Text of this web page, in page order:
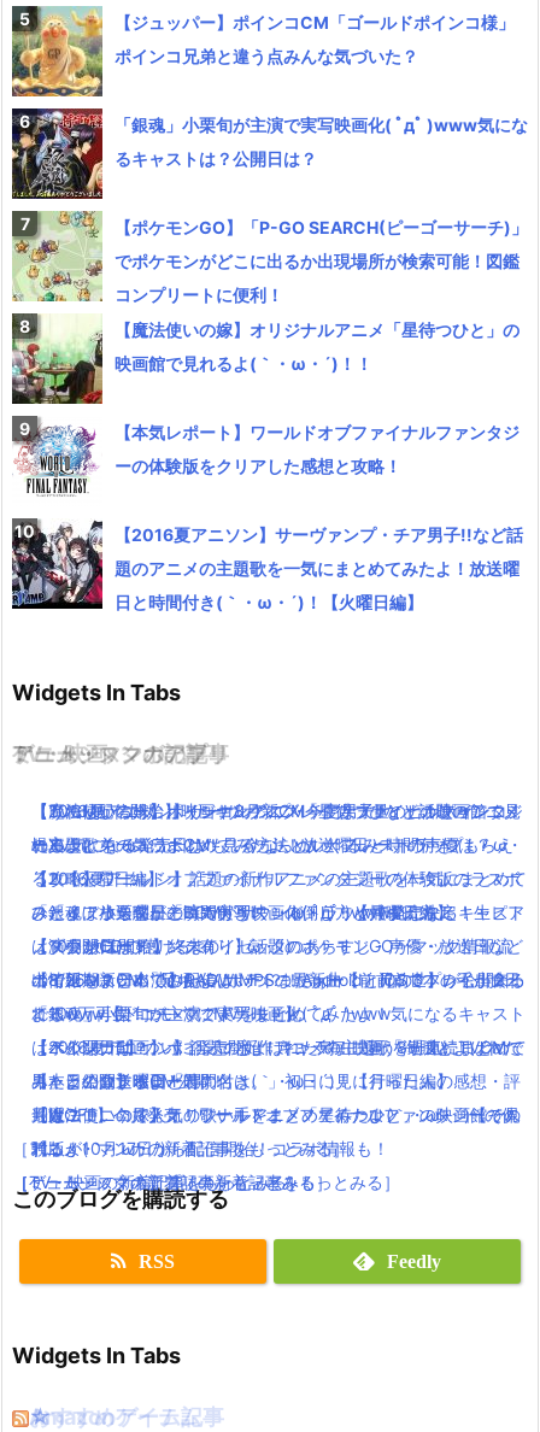
【ジュッパー】ポインコCM「ゴールドポインコ様」
ポインコ兄弟と違う点みんな気づいた？
「銀魂」小栗旬が主演で実写映画化( ﾟдﾟ )www気にな
るキャストは？公開日は？
【ポケモンGO】「P-GO SEARCH(ピーゴーサーチ)」
でポケモンがどこに出るか出現場所が検索可能！図鑑
コンプリートに便利！
【魔法使いの嫁】オリジナルアニメ「星待つひと」の
映画館で見れるよ(｀・ω・´)！！
【本気レポート】ワールドオブファイナルファンタジ
ーの体験版をクリアした感想と攻略！
【2016夏アニソン】サーヴァンプ・チア男子!!など話
題のアニメの主題歌を一気にまとめてみたよ！放送曜
日と時間付き(｀・ω・´)！【火曜日編】
Widgets In Tabs
TV・映画
【うれしかろー】ポインコ8月新CM今度は大量のヒナポインコ！
堤真一と弟のコラボCMも！今ならぬいぐるみストラップもらえ
る！
「銀魂」小栗旬が主演で実写映画化( ﾟдﾟ )www気になるキャスト
は？公開日は？
ポインコ新CM「兄ちゃんポテトまだぁー？」兄の3本の毛が食わ
れるwww【ドコモ×マクドナルド】
【ポインコ動画】ポインコとよばれた鳥！映画「海賊とよばれた
男」とのコラボCM公開！
【魔法使いの嫁】オリジナルアニメ「星待つひと」の映画館で見
れるよ(｀・ω・´)！！
［TV・映画の新着記事をもっとみる］
ゲーム・スマホアプリ
【TVCM配信開始】映画キングスグレイブ ファイナルファンタジ
ーXV気になる発売日は！見る方法とルナフレーナの声優は？
【攻略】ワールドオブファイナルファンタジーの体験版のラスボ
ス「イフリータ」「コカトリス」の倒し方と捕まえ方！
【ダウンロードリンク有り】話題のポケモンGOがマック情報流
出で延期？日本での配信はいつ？！AndroidとiOSでプレイ出来る
よ！
【ペルソナ5】ついに発売開始！キャラ毎に違う8週連続TVCMで
キャラ紹介するよー！
【WOFF】今月発売！ワールドオブファイナルファンタジーの体
験版が10月17日から配信開始！コラボ情報も！
［ゲーム・スマホアプリの新着記事をもっとみる］
アニメ・マンガの記事
【魔法使いの嫁】オリジナルアニメ「星待つひと」の映画館で見
れるよ(｀・ω・´)！！
【2016夏アニソン】話題の新作アニメの主題歌を一気にまとめて
みたよ！放送曜日と時間付き(｀・ω・´)！【月曜日編】
【10月放送開始】終末のイゼッタのあらすじ・声優・放送日など
の情報をまとめてみたよ！
「銀魂」小栗旬が主演で実写映画化( ﾟдﾟ )www気になるキャスト
は？公開日は？
【本日公開】映画「君の名は。」初日に見に行った人の感想・評
判は？
［アニメ・マンガの新着記事をもっとみる］
ミュージックの記事
【2016夏アニソン】サーヴァンプ・チア男子!!など話題のアニメ
の主題歌を一気にまとめてみたよ！放送曜日と時間付き(｀・ω・
´)！【火曜日編】
ひとりぼっち惑星のBGMがサウンドトラックで発売決定！生ピア
ノ演奏がCDで聴けるよ(｀・ω・´)
【8/26Mステ出演】RADWIMPSの最新曲【前前前世】が公開2日
で100万再生！ついでにMVをまとめてみたよ！
【2016夏アニソン】話題の新作アニメの主題歌を一気にまとめて
みたよ！放送曜日と時間付き(｀・ω・´)！【月曜日編】
最近ニコニコで人気の歌い手をまとめてみたよ(｀・ω・´)【その
1】
［ミュージックの新着記事をもっとみる］
このブログを購読する
RSS Feedly
Widgets In Tabs
おすすめゲーム記事
Amazonアイテム
☆
☆
☆